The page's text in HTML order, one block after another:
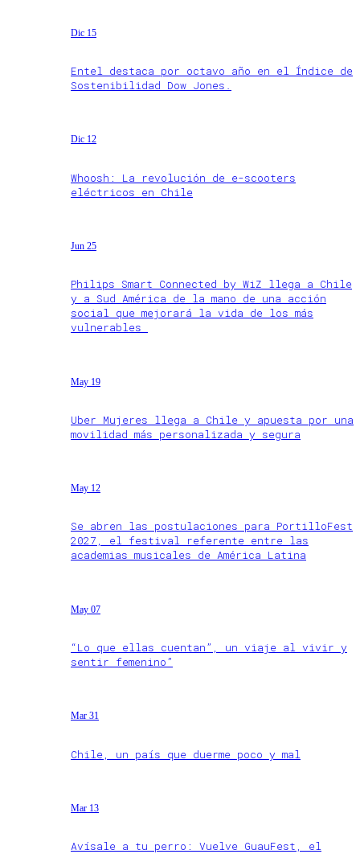
Dic 15
Entel destaca por octavo año en el Índice de
Sostenibilidad Dow Jones.
Dic 12
Whoosh: La revolución de e-scooters
eléctricos en Chile
Jun 25
Philips Smart Connected by WiZ llega a Chile
y a Sud América de la mano de una acción
social que mejorará la vida de los más
vulnerables
May 19
Uber Mujeres llega a Chile y apuesta por una
movilidad más personalizada y segura
May 12
Se abren las postulaciones para PortilloFest
2027, el festival referente entre las
academias musicales de América Latina
May 07
“Lo que ellas cuentan”, un viaje al vivir y
sentir femenino”
Mar 31
Chile, un país que duerme poco y mal
Mar 13
Avísale a tu perro: Vuelve GuauFest, el